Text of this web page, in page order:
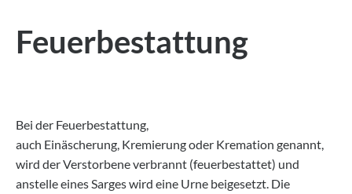
Feuerbestattung
Bei der Feuerbestattung,
auch Einäscherung, Kremierung oder Kremation genannt,
wird der Verstorbene verbrannt (feuerbestattet) und
anstelle eines Sarges wird eine Urne beigesetzt. Die